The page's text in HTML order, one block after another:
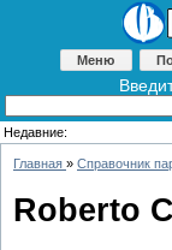
Меню
Недавние:
Главная » Справочник
Roberto